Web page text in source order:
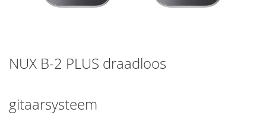
NUX B-2 PLUS draadloos
gitaarsysteem
Anfang
der